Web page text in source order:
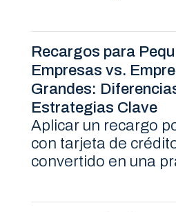
Recargos para
Empresas vs.
Grandes:
Estrategias Clave
Aplicar un recargo
con tarjeta de
convertido en una